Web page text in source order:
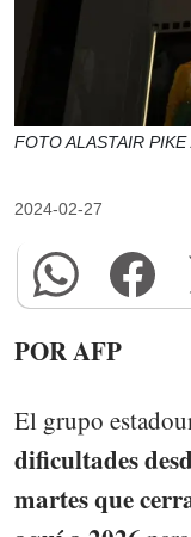
FOTO ALASTAIR PIKE
2024-02-27
POR AFP
El grupo
dificultades
martes que